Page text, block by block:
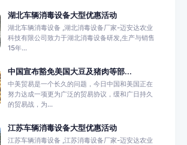
湖北车辆消毒设备大型优惠活动
湖北车辆消毒设备 ,湖北消毒设备厂家-迈安达农业
科技有限公司致力于湖北消毒设备研发,生产与销售
15年...
中国宣布豁免美国大豆及猪肉等部...
中美贸易是一个长久的问题，今日中国和美国正在
努力达成一项更为广泛的贸易协议，缓和广日持久
的贸易战，为...
江苏车辆消毒设备大型优惠活动
江苏车辆消毒设备 ,江苏消毒设备厂家-迈安达农业